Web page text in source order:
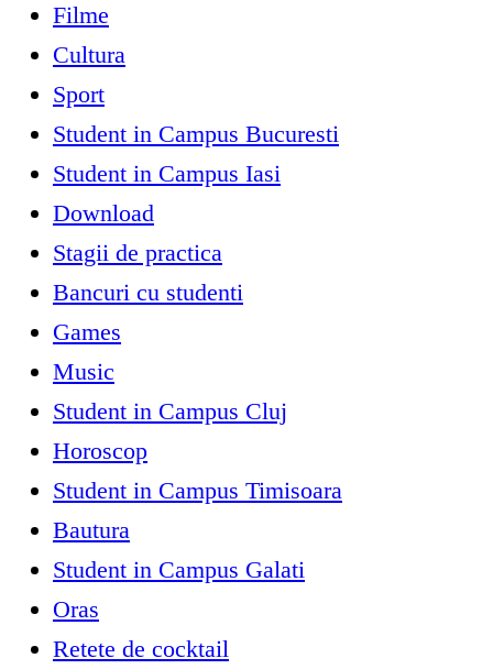
Filme
Cultura
Sport
Student in Campus Bucuresti
Student in Campus Iasi
Download
Stagii de practica
Bancuri cu studenti
Games
Music
Student in Campus Cluj
Horoscop
Student in Campus Timisoara
Bautura
Student in Campus Galati
Oras
Retete de cocktail